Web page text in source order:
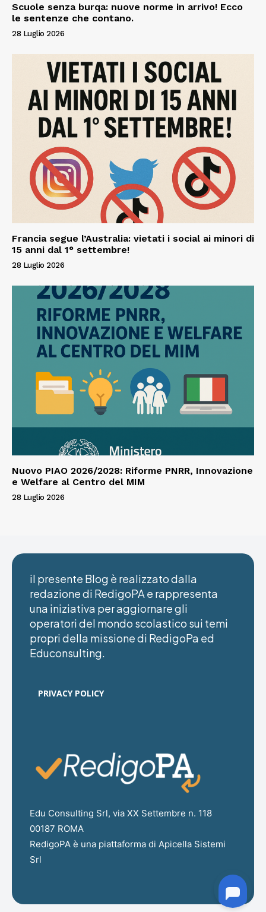
Scuole senza burqa: nuove norme in arrivo! Ecco
le sentenze che contano.
28 Luglio 2026
Francia segue l’Australia: vietati i social ai minori di
15 anni dal 1° settembre!
28 Luglio 2026
Nuovo PIAO 2026/2028: Riforme PNRR, Innovazione
e Welfare al Centro del MIM
28 Luglio 2026
il presente Blog è realizzato dalla
redazione di RedigoPA e rappresenta
una iniziativa per aggiornare gli
operatori del mondo scolastico sui temi
propri della missione di RedigoPa ed
Educonsulting.
PRIVACY POLICY
Edu Consulting Srl, via XX Settembre n. 118
00187 ROMA
RedigoPA è una piattaforma di Apicella Sistemi
Srl